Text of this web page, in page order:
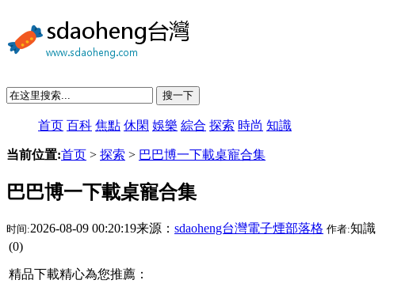
搜一下
首页 百科 焦點 休閑 娛樂 綜合 探索 時尚 知識
当前位置:首页 > 探索 > 巴巴博一下載桌寵合集
巴巴博一下載桌寵合集
时间:2026-08-09 00:20:19来源： sdaoheng台灣電子煙部落格 作者:知識
(0)
精品下載精心為您推薦：